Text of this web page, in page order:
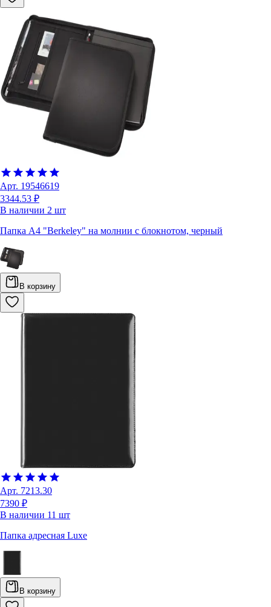
Арт. 19546619
3344.53 ₽
В наличии 2 шт
Папка А4 "Berkeley" на молнии с блокнотом, черный
В корзину
Арт. 7213.30
7390 ₽
В наличии 11 шт
Папка адресная Luxe
В корзину